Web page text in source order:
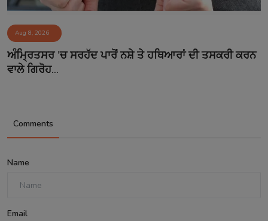
Aug 8, 2026
ਅੰਮ੍ਰਿਤਸਰ 'ਚ ਸਰਹੱਦ ਪਾਰੋਂ ਨਸ਼ੇ ਤੇ ਹਥਿਆਰਾਂ ਦੀ ਤਸਕਰੀ ਕਰਨ
ਵਾਲੇ ਗਿਰੋਹ...
Comments
Name
Email